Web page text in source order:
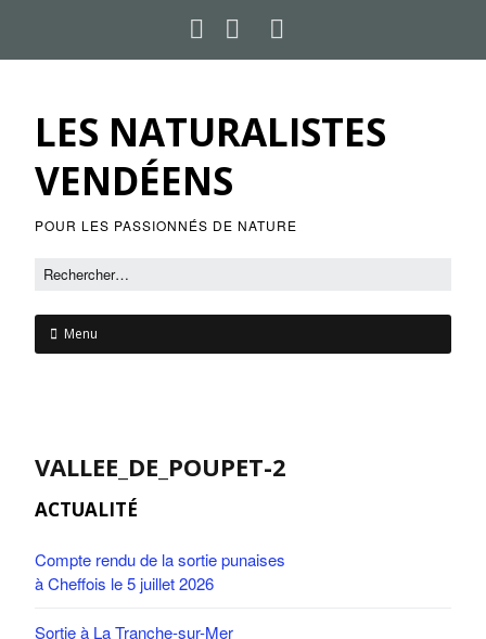
LES NATURALISTES
VENDÉENS
POUR LES PASSIONNÉS DE NATURE
Menu
VALLEE_DE_POUPET-2
ACTUALITÉ
Compte rendu de la sortie punaises
à Cheffois le 5 juillet 2026
Sortie à La Tranche-sur-Mer